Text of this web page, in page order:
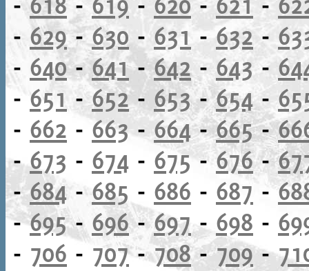
- 629-630 -631-632 -
- 640-641-642- 643 -
- 651 -652- 653-654-
- 662 - 663-664-665-
-673 - 674 - 675-676-
-684-685 - 686 - 687 -
-695- 696-697- 698 -
- 706 - 707-708-709-